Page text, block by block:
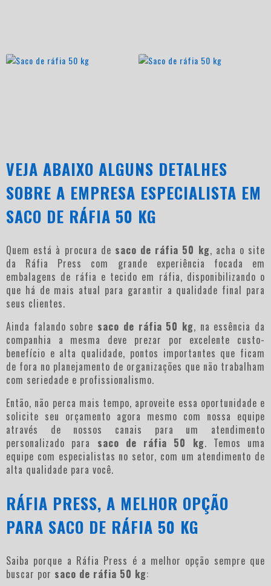
VEJA ABAIXO ALGUNS DETALHES
SOBRE A EMPRESA ESPECIALISTA EM
SACO DE RÁFIA 50 KG
Quem está à procura de saco de ráfia 50 kg, acha o site
da Ráfia Press com grande experiência focada em
embalagens de ráfia e tecido em ráfia, disponibilizando o
que há de mais atual para garantir a qualidade final para
seus clientes.
Ainda falando sobre saco de ráfia 50 kg, na essência da
companhia a mesma deve prezar por excelente custo-
benefício e alta qualidade, pontos importantes que ficam
de fora no planejamento de organizações que não trabalham
com seriedade e profissionalismo.
Então, não perca mais tempo, aproveite essa oportunidade e
solicite seu orçamento agora mesmo com nossa equipe
através de nossos canais para um atendimento
personalizado para saco de ráfia 50 kg. Temos uma
equipe com especialistas no setor, com um atendimento de
alta qualidade para você.
RÁFIA PRESS, A MELHOR OPÇÃO
PARA SACO DE RÁFIA 50 KG
Saiba porque a Ráfia Press é a melhor opção sempre que
buscar por saco de ráfia 50 kg: